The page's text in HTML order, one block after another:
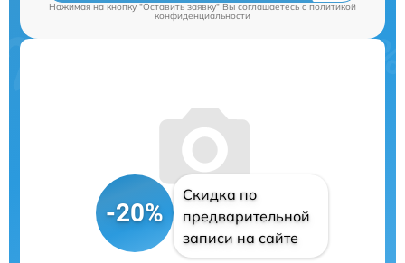
Нажимая на кнопку "Оставить заявку" Вы соглашаетесь c политикой
конфиденциальности
-20%
Скидка по
предварительной
записи на сайте